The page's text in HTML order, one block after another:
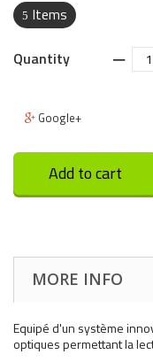
5 Items
Quantity ‒
Google+
Add to cart
MORE INFO
Equipé d'un système
optiques permettant la